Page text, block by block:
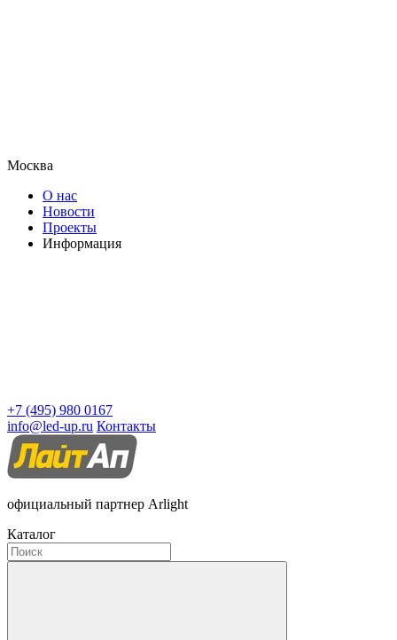
Москва
О нас
Новости
Проекты
Информация
+7 (495) 980 0167
info@led-up.ru Контакты
официальный партнер Arlight
Каталог